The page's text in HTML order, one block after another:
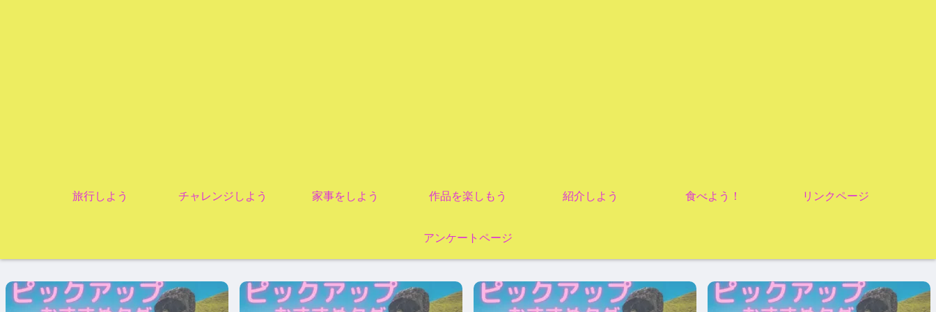
旅行しよう チャレンジしよう 家事をしよう 作品を楽しもう 紹介しよう 食べよう！ リンクページ
アンケートページ